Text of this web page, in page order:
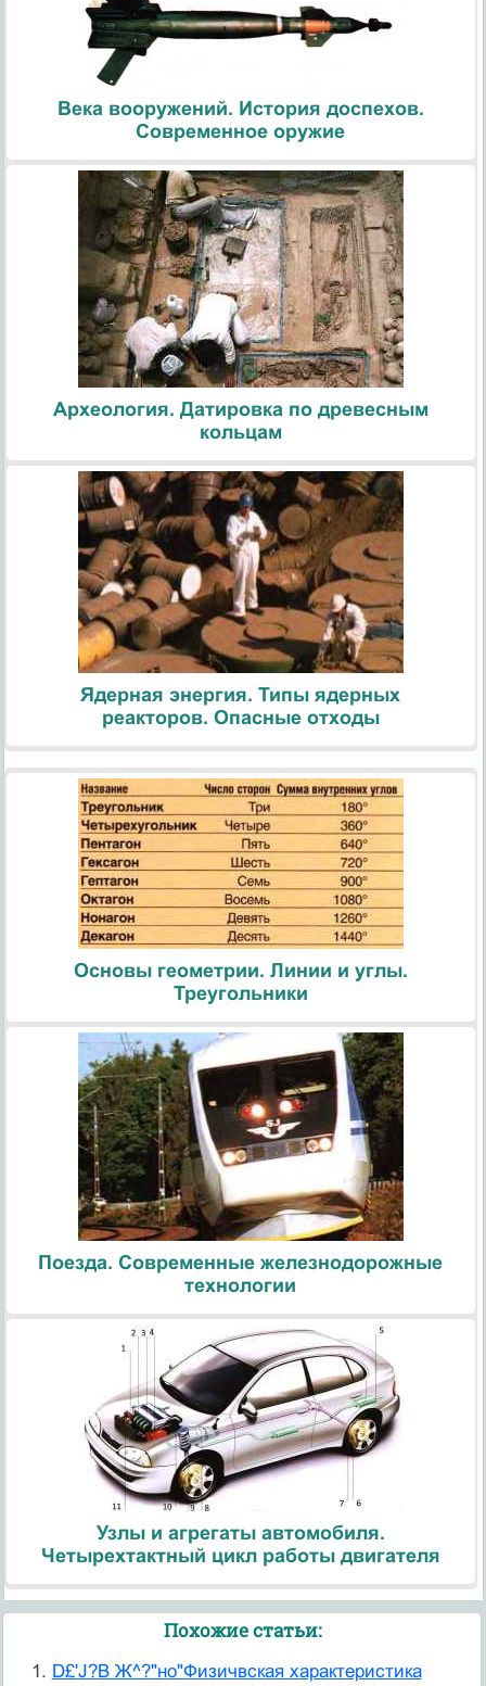
Века вооружений. История доспехов.
Современное оружие
Археология. Датировка по древесным
кольцам
Ядерная энергия. Типы ядерных
реакторов. Опасные отходы
Основы геометрии. Линии и углы.
Треугольники
Поезда. Современные железнодорожные
технологии
Узлы и агрегаты автомобиля.
Четырехтактный цикл работы двигателя
Похожие статьи:
D£'J?B Ж^?"но"Физичвская характеристика